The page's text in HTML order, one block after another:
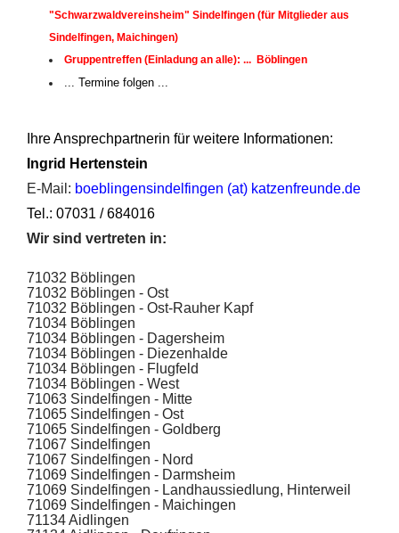
"Schwarzwaldvereinsheim" Sindelfingen (für Mitglieder aus
Sindelfingen, Maichingen)
Gruppentreffen (Einladung an alle): ... Böblingen
... Termine folgen ...
Ihre Ansprechpartnerin für weitere Informationen:
Ingrid Hertenstein
E-Mail: boeblingensindelfingen (at) katzenfreunde.de
Tel.: 07031 / 684016
Wir sind vertreten in:
71032 Böblingen
71032 Böblingen - Ost
71032 Böblingen - Ost-Rauher Kapf
71034 Böblingen
71034 Böblingen - Dagersheim
71034 Böblingen - Diezenhalde
71034 Böblingen - Flugfeld
71034 Böblingen - West
71063 Sindelfingen - Mitte
71065 Sindelfingen - Ost
71065 Sindelfingen - Goldberg
71067 Sindelfingen
71067 Sindelfingen - Nord
71069 Sindelfingen - Darmsheim
71069 Sindelfingen - Landhaussiedlung, Hinterweil
71069 Sindelfingen - Maichingen
71134 Aidlingen